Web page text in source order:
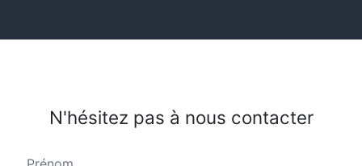
N'hésitez pas à nous contacter